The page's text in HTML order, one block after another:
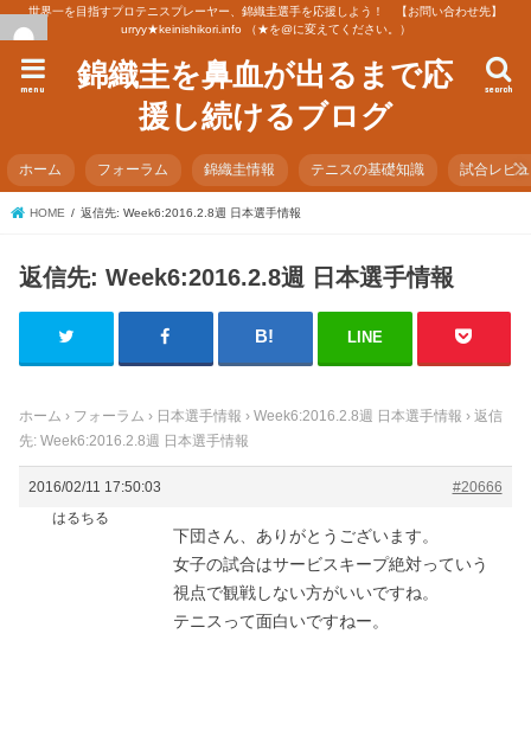
世界一を目指すプロテニスプレーヤー、錦織圭選手を応援しよう！ 【お問い合わせ先】
urryy★keinishikori.info （★を@に変えてください。）
錦織圭を鼻血が出るまで応
援し続けるブログ
search
menu
ホーム フォーラム 錦織圭情報 テニスの基礎知識 試合レビ
HOME 返信先: Week6:2016.2.8週 日本選手情報
返信先: Week6:2016.2.8週 日本選手情報
LINE
ホーム › フォーラム › 日本選手情報 › Week6:2016.2.8週 日本選手情報 › 返信
先: Week6:2016.2.8週 日本選手情報
2016/02/11 17:50:03
#20666
はるちる
下団さん、ありがとうございます。
女子の試合はサービスキープ絶対っていう
視点で観戦しない方がいいですね。
テニスって面白いですねー。